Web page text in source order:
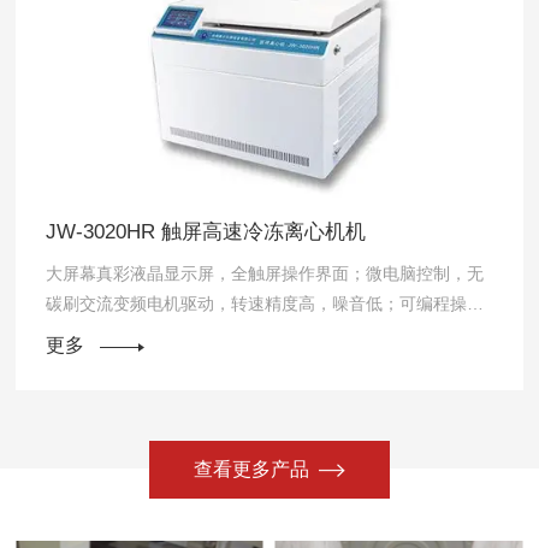
JW-3020HR 触屏高速冷冻离心机机
大屏幕真彩液晶显示屏，全触屏操作界面；微电脑控制，无
碳刷交流变频电机驱动，转速精度高，噪音低；可编程操
作，多种升降速选择；可独立设定离心力、转速且同屏显
更多
查看更多产品